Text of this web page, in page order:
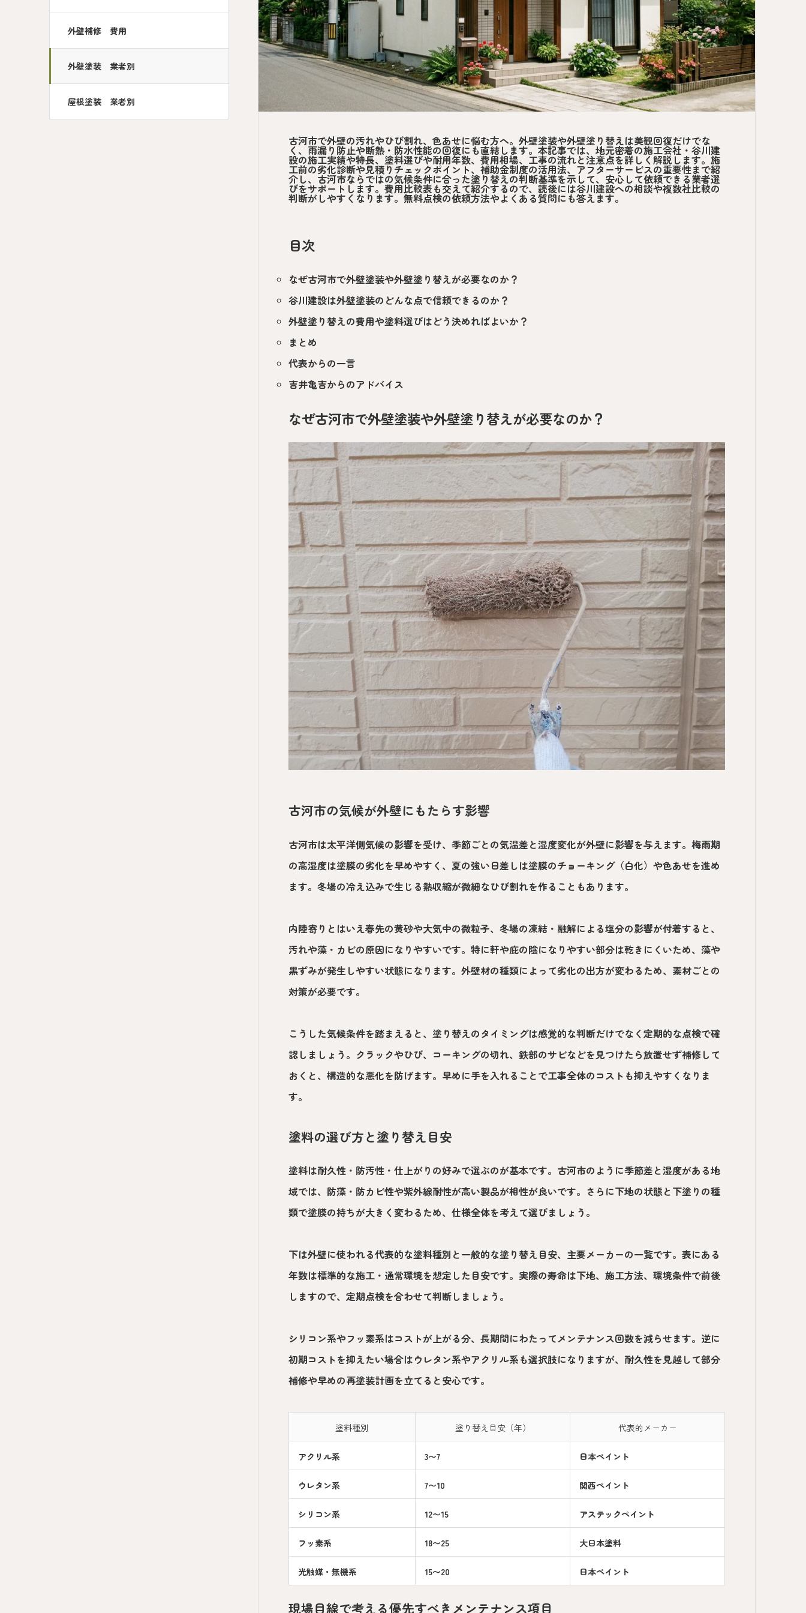
外壁補修 費用
外壁塗装 業者別
屋根塗装 業者別
古河市で外壁の汚れやひび割れ、色あせに悩む方へ。外壁塗装や外壁塗り替えは美観回復だけでな
く、雨漏り防止や断熱・防水性能の回復にも直結します。本記事では、地元密着の施工会社・谷川建
設の施工実績や特長、塗料選びや耐用年数、費用相場、工事の流れと注意点を詳しく解説します。施
工前の劣化診断や見積りチェックポイント、補助金制度の活用法、アフターサービスの重要性まで紹
介し、古河市ならではの気候条件に合った塗り替えの判断基準を示して、安心して依頼できる業者選
びをサポートします。費用比較表も交えて紹介するので、読後には谷川建設への相談や複数社比較の
判断がしやすくなります。無料点検の依頼方法やよくある質問にも答えます。
目次
なぜ古河市で外壁塗装や外壁塗り替えが必要なのか？
谷川建設は外壁塗装のどんな点で信頼できるのか？
外壁塗り替えの費用や塗料選びはどう決めればよいか？
まとめ
代表からの一言
吉井亀吉からのアドバイス
なぜ古河市で外壁塗装や外壁塗り替えが必要なのか？
古河市の気候が外壁にもたらす影響
古河市は太平洋側気候の影響を受け、季節ごとの気温差と湿度変化が外壁に影響を与えます。梅雨期
の高湿度は塗膜の劣化を早めやすく、夏の強い日差しは塗膜のチョーキング（白化）や色あせを進め
ます。冬場の冷え込みで生じる熱収縮が微細なひび割れを作ることもあります。
内陸寄りとはいえ春先の黄砂や大気中の微粒子、冬場の凍結・融解による塩分の影響が付着すると、
汚れや藻・カビの原因になりやすいです。特に軒や庇の陰になりやすい部分は乾きにくいため、藻や
黒ずみが発生しやすい状態になります。外壁材の種類によって劣化の出方が変わるため、素材ごとの
対策が必要です。
こうした気候条件を踏まえると、塗り替えのタイミングは感覚的な判断だけでなく定期的な点検で確
認しましょう。クラックやひび、コーキングの切れ、鉄部のサビなどを見つけたら放置せず補修して
おくと、構造的な悪化を防げます。早めに手を入れることで工事全体のコストも抑えやすくなりま
す。
塗料の選び方と塗り替え目安
塗料は耐久性・防汚性・仕上がりの好みで選ぶのが基本です。古河市のように季節差と湿度がある地
域では、防藻・防カビ性や紫外線耐性が高い製品が相性が良いです。さらに下地の状態と下塗りの種
類で塗膜の持ちが大きく変わるため、仕様全体を考えて選びましょう。
下は外壁に使われる代表的な塗料種別と一般的な塗り替え目安、主要メーカーの一覧です。表にある
年数は標準的な施工・通常環境を想定した目安です。実際の寿命は下地、施工方法、環境条件で前後
しますので、定期点検を合わせて判断しましょう。
シリコン系やフッ素系はコストが上がる分、長期間にわたってメンテナンス回数を減らせます。逆に
初期コストを抑えたい場合はウレタン系やアクリル系も選択肢になりますが、耐久性を見越して部分
補修や早めの再塗装計画を立てると安心です。
塗料種別 塗り替え目安（年） 代表的メーカー
アクリル系 3〜7 日本ペイント
ウレタン系 7〜10 関西ペイント
シリコン系 12〜15 アステックペイント
フッ素系 18〜25 大日本塗料
光触媒・無機系 15〜20 日本ペイント
現場目線で考える優先すべきメンテナンス項目